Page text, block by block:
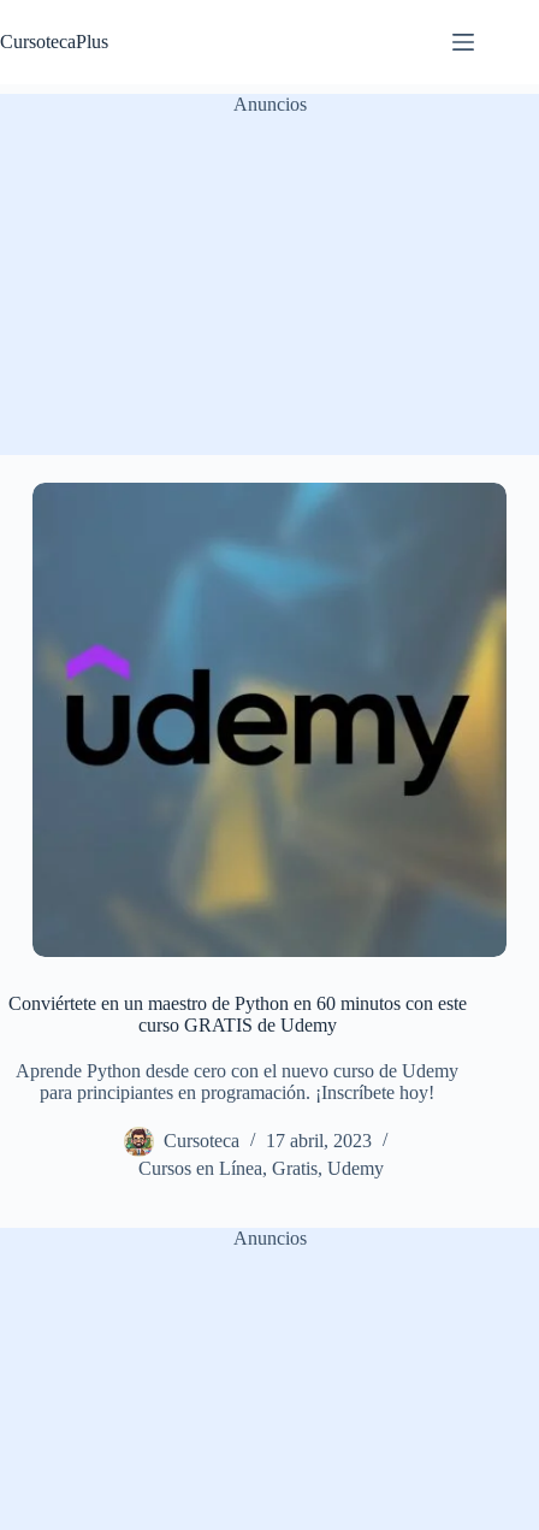
al
contenido
CursotecaPlus
Anuncios
Conviértete en un maestro de Python en 60 minutos con este
curso GRATIS de Udemy
Aprende Python desde cero con el nuevo curso de Udemy
para principiantes en programación. ¡Inscríbete hoy!
Cursoteca
17 abril, 2023
Cursos en Línea,Gratis,Udemy
Anuncios